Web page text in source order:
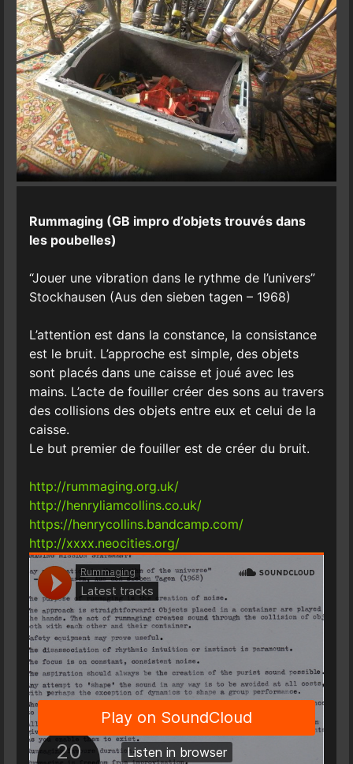
Rummaging (GB impro d’objets trouvés dans
les poubelles)
“Jouer une vibration dans le rythme de l’univers”
Stockhausen (Aus den sieben tagen – 1968)
L’attention est dans la constance, la consistance
est le bruit. L’approche est simple, des objets
sont placés dans une caisse et joué avec les
mains. L’acte de fouiller créer des sons au travers
des collisions des objets entre eux et celui de la
caisse.
Le but premier de fouiller est de créer du bruit.
http://rummaging.org.uk/
http://henryliamcollins.co.uk/
https://henrycollins.bandcamp.com/
http://xxxx.neocities.org/